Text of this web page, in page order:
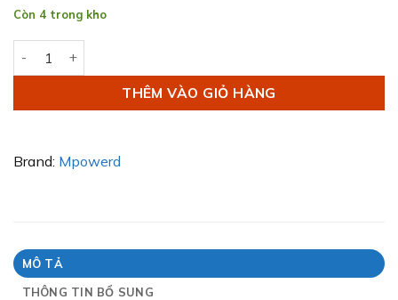
Còn 4 trong kho
Đèn Cắm Trại Dây Led Luci String Mpowerd số lượng
THÊM VÀO GIỎ HÀNG
Brand: Mpowerd
MÔ TẢ
THÔNG TIN BỔ SUNG